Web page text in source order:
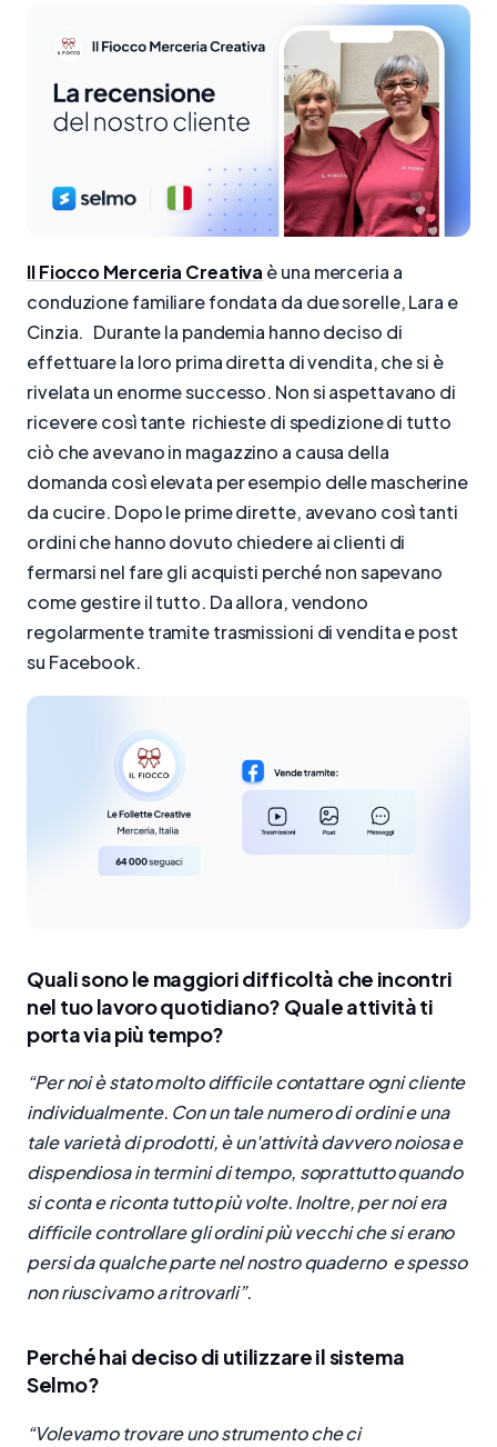
Il Fiocco Merceria Creativa è una merceria a
conduzione familiare fondata da due sorelle, Lara e
Cinzia. Durante la pandemia hanno deciso di
effettuare la loro prima diretta di vendita, che si è
rivelata un enorme successo. Non si aspettavano di
ricevere così tante richieste di spedizione di tutto
ciò che avevano in magazzino a causa della
domanda così elevata per esempio delle mascherine
da cucire. Dopo le prime dirette, avevano così tanti
ordini che hanno dovuto chiedere ai clienti di
fermarsi nel fare gli acquisti perché non sapevano
come gestire il tutto. Da allora, vendono
regolarmente tramite trasmissioni di vendita e post
su Facebook.
Quali sono le maggiori difficoltà che incontri
nel tuo lavoro quotidiano? Quale attività ti
porta via più tempo?
“Per noi è stato molto difficile contattare ogni cliente
individualmente. Con un tale numero di ordini e una
tale varietà di prodotti, è un'attività davvero noiosa e
dispendiosa in termini di tempo, soprattutto quando
si conta e riconta tutto più volte. Inoltre, per noi era
difficile controllare gli ordini più vecchi che si erano
persi da qualche parte nel nostro quaderno e spesso
non riuscivamo a ritrovarli”.
Perché hai deciso di utilizzare il sistema
Selmo?
“Volevamo trovare uno strumento che ci